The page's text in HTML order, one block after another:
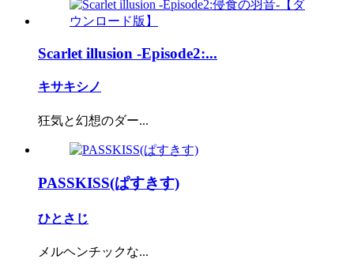
Scarlet illusion -Episode2:...
キサキシノ
狂気と幻想のダー...
PASSKISS(ぱすきす)
ひとさじ
メルヘンチックな...